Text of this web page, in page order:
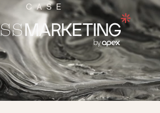
CASE